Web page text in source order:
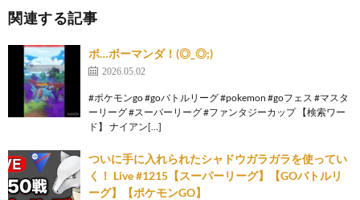
関連する記事
ボ…ボーマンダ！(◎_◎;)
2026.05.02
#ポケモンgo #goバトルリーグ #pokemon #goフェス #マスタ
ーリーグ #スーパーリーグ #ファンタジーカップ 【検索ワー
ド】 ナイアン[…]
ついに手に入れられたシャドウガラガラを使ってい
く！ Live #1215【スーパーリーグ】【GOバトルリ
ーグ】【ポケモンGO】